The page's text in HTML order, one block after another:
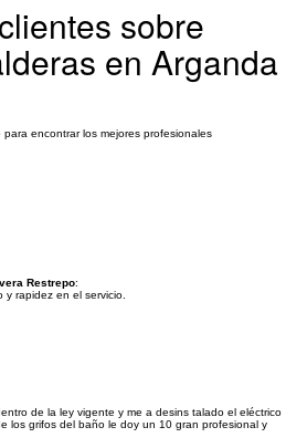
sobre
en Arganda
encontrar los mejores profesionales
Restrepo:
rapidez en el servicio.
de la ley vigente y me a desins talado el eléctrico
los grifos del baño le doy un 10 gran profesional y